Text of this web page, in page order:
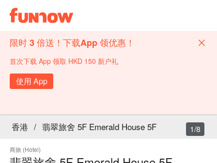
限时 3 倍送！下载App 领优惠！
首次下载 App 领取 HKD 150 新户礼
使用 App
香港 / 翡翠旅舍 5F Emerald House 5F
商旅 (Hotel)
1/8